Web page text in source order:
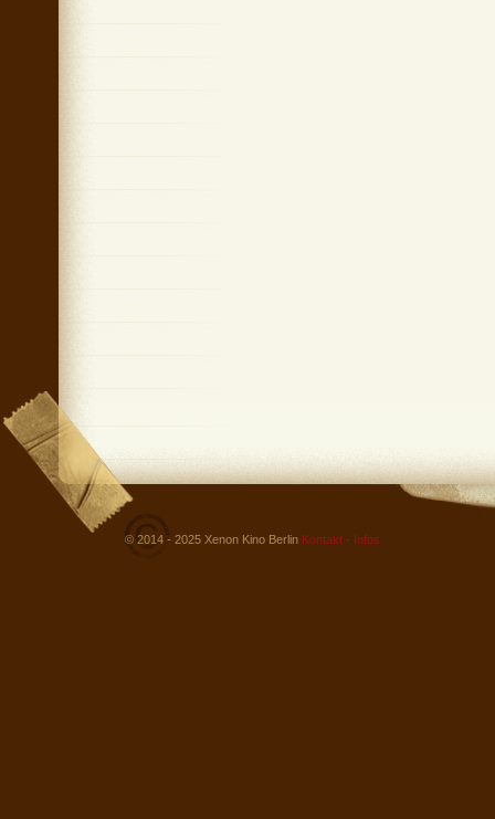
© 2014 - 2025 Xenon Kino Berlin Kontakt - Infos